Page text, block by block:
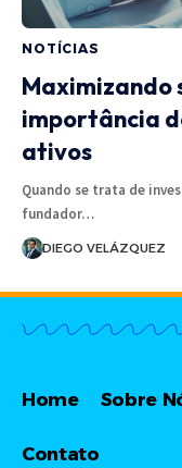
NOTÍCIAS
Maximizando
importância
ativos
Quando se trata de
fundador…
DIEGO VELÁZQUEZ
Home Sobre
Contato